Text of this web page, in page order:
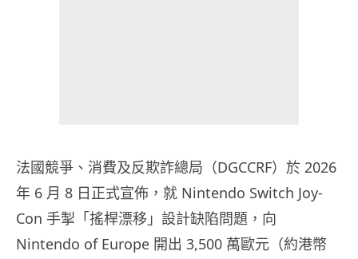
法國競爭、消費及反欺詐總局（DGCCRF）於 2026
年 6 月 8 日正式宣佈，就 Nintendo Switch Joy-
Con 手掣「搖桿漂移」設計缺陷問題，向
Nintendo of Europe 開出 3,500 萬歐元（約港幣